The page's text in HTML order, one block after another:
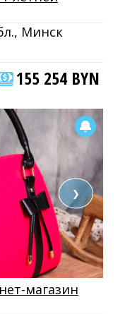
Минск
155 254 BYN
❯
магазин